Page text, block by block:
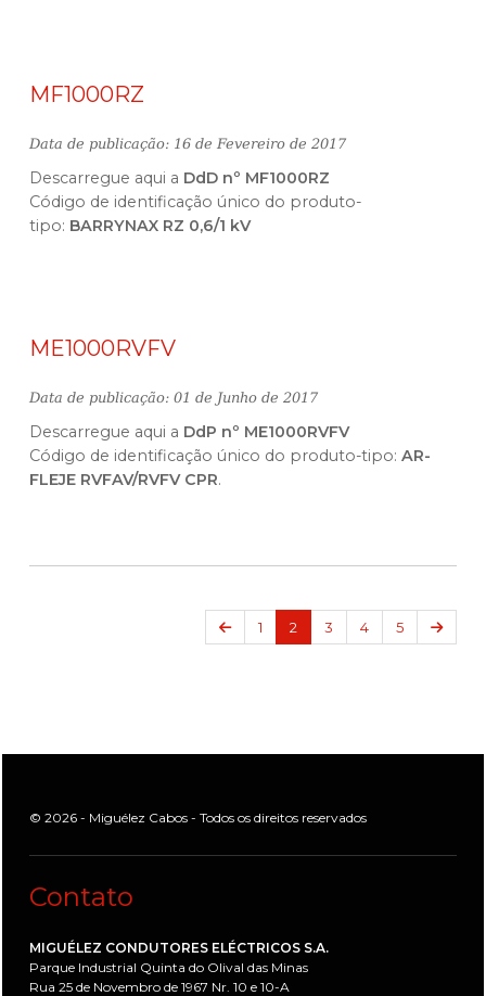
MF1000RZ
Data de publicação: 16 de Fevereiro de 2017
Descarregue aqui a DdD nº MF1000RZ
Código de identificação único do produto-
tipo: BARRYNAX RZ 0,6/1 kV
ME1000RVFV
Data de publicação: 01 de Junho de 2017
Descarregue aqui a DdP nº ME1000RVFV
Código de identificação único do produto-tipo: AR-
FLEJE RVFAV/RVFV CPR.
Anterior
1 2 3 4 5
© 2026 - Miguélez Cabos - Todos os direitos reservados
Contato
MIGUÉLEZ CONDUTORES ELÉCTRICOS S.A.
Parque Industrial Quinta do Olival das Minas
Rua 25 de Novembro de 1967 Nr. 10 e 10-A